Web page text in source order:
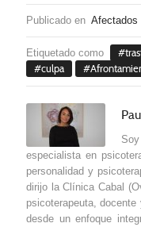
Publicado en Afectados
Etiquetado como
culpa
especialista en
personalidad y
dirijo la Clínica Cabal
psicoterapeuta,
desde un enfoque